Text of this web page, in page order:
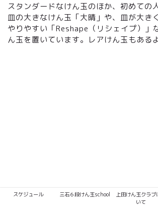
スタンダードなけん玉のほか、初めての
皿の大きなけん玉「大晴」や、皿が大き
やりやすい「Reshape（リシェイプ）」
ん玉を置いています。レアけん玉もある
スケジュール 三石６段けん玉school
上田けん玉クラブ
いて